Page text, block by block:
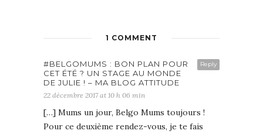
1 COMMENT
Reply
#BELGOMUMS : BON PLAN POUR
CET ÉTÉ ? UN STAGE AU MONDE
DE JULIE ! – MA BLOG ATTITUDE
22 décembre 2017 at 10 h 06 min
[…] Mums un jour, Belgo Mums toujours !
Pour ce deuxième rendez-vous, je te fais